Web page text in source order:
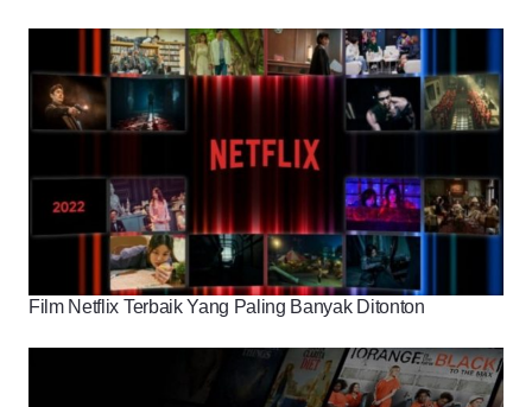
Film Netflix Terbaik Yang Paling Banyak Ditonton